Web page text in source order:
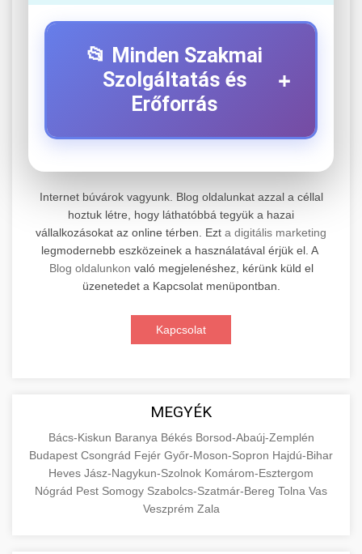
📂 Minden Szakmai
Szolgáltatás és
Erőforrás
+
+
Professzionális elektromos roller javítási és
karbantartási szolgáltatások. Szakértő
technikusaink minőségi szervízt nyújtanak
minden jelentős márkához és modellhez.
Szervizközpont Látogatása
📊 2. Online Marketing
Ügynökség
+
beleértve a SEO-t, közösségi média kezelést és
digitális hirdetéseket. Növekedés elérése
aimarketingugynokseg.hu
digitális ügynökségi szolgáltatások
🛴 3. Legjobb Elektromos Roller
legjobb modelleket, funkciókat és árakat
megalapozott vásárlási döntéshez.
Legjobb Modellek Megtekintése
🔗 4. Prémium Linképítés
Magas minőségű backlink beszerzési
szolgáltatások webhelye autoritásának és
keresőmotoros rangsorolásának növeléséhez.
Csak fehér kalapú technikák.
📦 5. Termékek és
Szolgáltatások
+
Internet búvárok vagyunk. Blog oldalunkat azzal a céllal
hoztuk létre, hogy láthatóbbá tegyük a hazai
vállalkozásokat az online térben. Ezt a digitális marketing
legmodernebb eszközeinek a használatával érjük el. A
Blog oldalunkon való megjelenéshez, kérünk küld el
üzenetedet a Kapcsolat menüpontban.
Kapcsolat
MEGYÉK
Bács-Kiskun Baranya Békés Borsod-Abaúj-Zemplén
Budapest Csongrád Fejér Győr-Moson-Sopron Hajdú-Bihar
Heves Jász-Nagykun-Szolnok Komárom-Esztergom
Nógrád Pest Somogy Szabolcs-Szatmár-Bereg Tolna Vas
Veszprém Zala